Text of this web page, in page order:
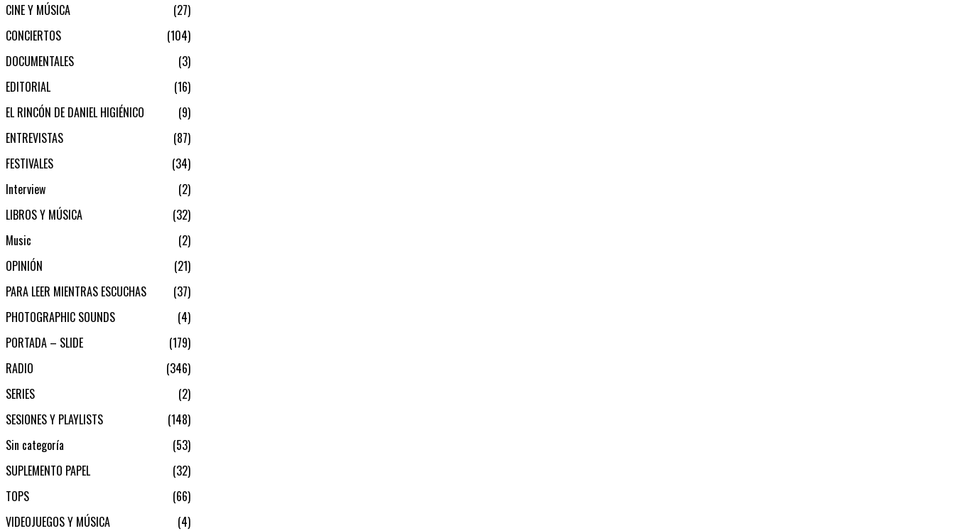
CINE Y MÚSICA
27
CONCIERTOS
104
DOCUMENTALES
3
EDITORIAL
16
EL RINCÓN DE DANIEL HIGIÉNICO
9
ENTREVISTAS
87
FESTIVALES
34
Interview
2
LIBROS Y MÚSICA
32
Music
2
OPINIÓN
21
PARA LEER MIENTRAS ESCUCHAS
37
PHOTOGRAPHIC SOUNDS
4
PORTADA – SLIDE
179
RADIO
346
SERIES
2
SESIONES Y PLAYLISTS
148
Sin categoría
53
SUPLEMENTO PAPEL
32
TOPS
66
VIDEOJUEGOS Y MÚSICA
4